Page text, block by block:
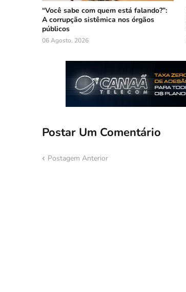
“Você sabe com quem está falando?”:
A corrupção sistêmica nos órgãos
públicos
06 Agosto, 2026
Postar Um Comentário
Postagem Anterior